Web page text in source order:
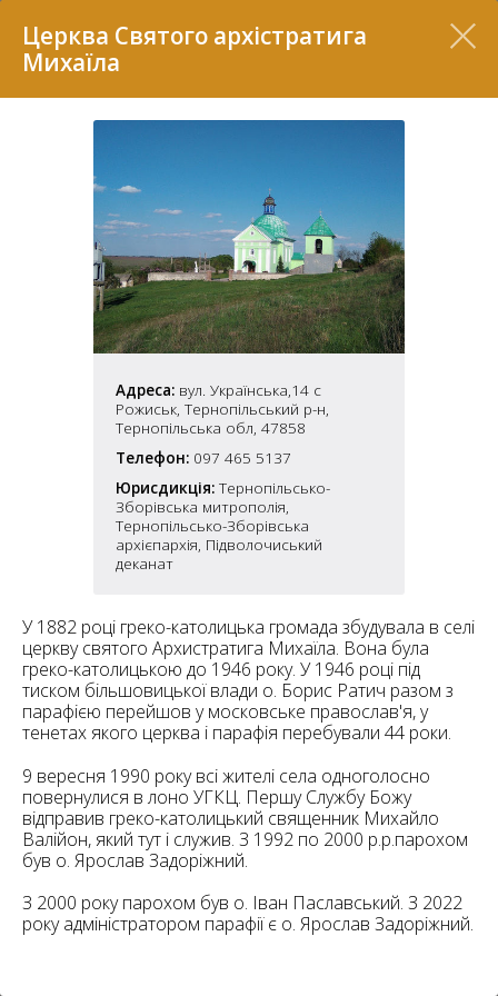
Церква Святого архістратига
Михаїла
Адреса: вул. Українська,14 с
Рожиськ, Тернопільський р-н,
Тернопільська обл, 47858
Телефон: 097 465 5137
Юрисдикція: Тернопільсько-
Зборівська митрополія,
Тернопільсько-Зборівська
архієпархія, Підволочиський
деканат
У 1882 році греко-католицька громада збудувала в селі
церкву святого Архистратига Михаїла. Вона була
греко-католицькою до 1946 року. У 1946 році під
тиском більшовицької влади о. Борис Ратич разом з
парафією перейшов у московське православ'я, у
тенетах якого церква і парафія перебували 44 роки.
9 вересня 1990 року всі жителі села одноголосно
повернулися в лоно УГКЦ. Першу Службу Божу
відправив греко-католицький священник Михайло
Валійон, який тут і служив. З 1992 по 2000 р.р.парохом
був о. Ярослав Задоріжний.
З 2000 року парохом був о. Іван Паславський. З 2022
року адміністратором парафії є о. Ярослав Задоріжний.
37
16
11
5
7
6
15
5
2
2
Перелік